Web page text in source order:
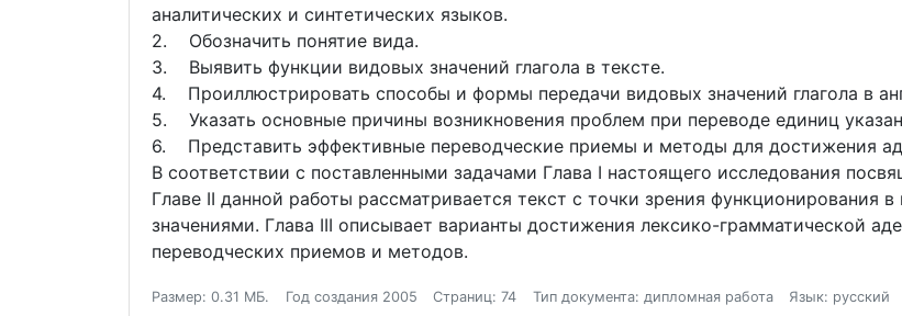
аналитических и синтетических языков.
2. Обозначить понятие вида.
3. Выявить функции видовых значений глагола в тексте.
4. Проиллюстрировать способы и формы передачи видовых значений глагола в
5. Указать основные причины возникновения проблем при переводе единиц
6. Представить эффективные переводческие приемы и методы для достижения
В соответствии с поставленными задачами Глава I настоящего исследования
Главе II данной работы рассматривается текст с точки зрения функционирования
значениями. Глава III описывает варианты достижения лексико-грамматической
переводческих приемов и методов.
Размер: 0.31 МБ. Год создания 2005 Страниц: 74 Тип документа: дипломная работа Язык: русский